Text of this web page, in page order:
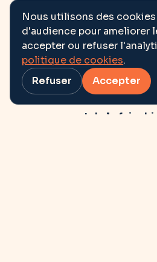
profils et c’est
Ces
force et on la
partage un
et de le faire
Nous utilisons des
d'audience pour ameliorer
accepter ou refuser
politique de cookies.
Refuser
Accepter